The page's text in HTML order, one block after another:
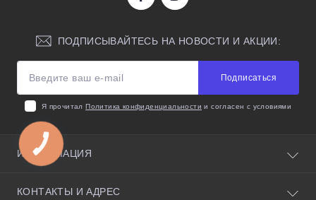
ПОДПИСЫВАЙТЕСЬ НА НОВОСТИ И АКЦИИ:
Подписаться
Я прочиталПолитика конфиденциальности и согласен с условиями
ИНФОРМАЦИЯ
КОНТАКТЫ И АДРЕС
КНОПКА
ЗВ'ЯЗКУ